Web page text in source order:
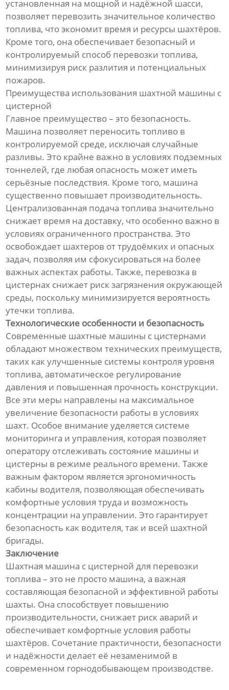
установленная на мощной и надёжной шасси,
позволяет перевозить значительное количество
топлива, что экономит время и ресурсы шахтёров.
Кроме того, она обеспечивает безопасный и
контролируемый способ перевозки топлива,
минимизируя риск разлития и потенциальных
пожаров.
Преимущества использования шахтной машины с
цистерной
Главное преимущество – это безопасность.
Машина позволяет переносить топливо в
контролируемой среде, исключая случайные
разливы. Это крайне важно в условиях подземных
тоннелей, где любая опасность может иметь
серьёзные последствия. Кроме того, машина
существенно повышает производительность.
Централизованная подача топлива значительно
снижает время на доставку, что особенно важно в
условиях ограниченного пространства. Это
освобождает шахтеров от трудоёмких и опасных
задач, позволяя им сфокусироваться на более
важных аспектах работы. Также, перевозка в
цистернах снижает риск загрязнения окружающей
среды, поскольку минимизируется вероятность
утечки топлива.
Технологические особенности и безопасность
Современные шахтные машины с цистернами
обладают множеством технических преимуществ,
таких как улучшенные системы контроля уровня
топлива, автоматическое регулирование
давления и повышенная прочность конструкции.
Все эти меры направлены на максимальное
увеличение безопасности работы в условиях
шахт. Особое внимание уделяется системе
мониторинга и управления, которая позволяет
оператору отслеживать состояние машины и
цистерны в режиме реального времени. Также
важным фактором является эргономичность
кабины водителя, позволяющая обеспечивать
комфортные условия труда и возможность
концентрации на управлении. Это гарантирует
безопасность как водителя, так и всей шахтной
бригады.
Заключение
Шахтная машина с цистерной для перевозки
топлива – это не просто машина, а важная
составляющая безопасной и эффективной работы
шахты. Она способствует повышению
производительности, снижает риск аварий и
обеспечивает комфортные условия работы
шахтёров. Сочетание практичности, безопасности
и надёжности делает её незаменимой в
современном горнодобывающем производстве.